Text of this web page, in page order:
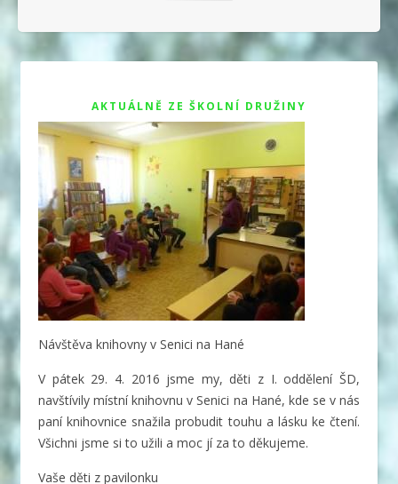
AKTUÁLNĚ ZE ŠKOLNÍ DRUŽINY
Návštěva knihovny v Senici na Hané
V pátek 29. 4. 2016 jsme my, děti z I. oddělení ŠD,
navštívily místní knihovnu v Senici na Hané, kde se v nás
paní knihovnice snažila probudit touhu a lásku ke čtení.
Všichni jsme si to užili a moc jí za to děkujeme.
Vaše děti z pavilonku